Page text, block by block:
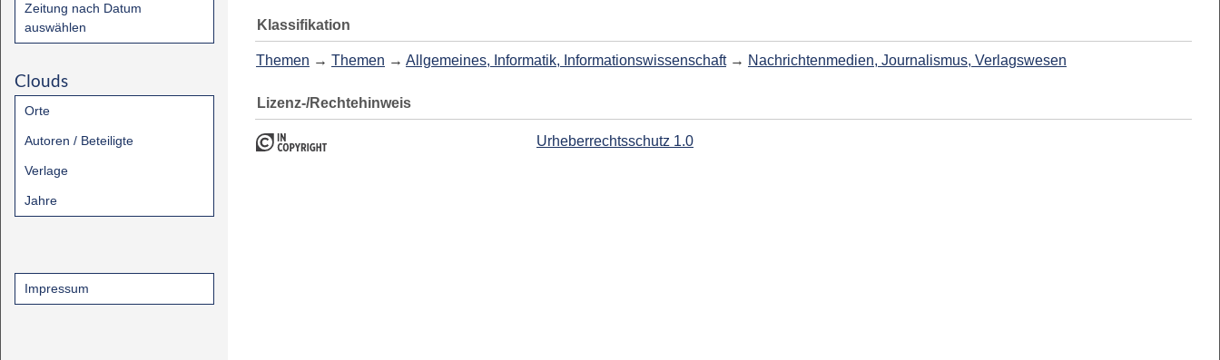
Zeitung nach Datum
auswählen
Clouds
Orte
Autoren / Beteiligte
Verlage
Jahre
Impressum
Klassifikation
Themen → Themen → Allgemeines, Informatik, Informationswissenschaft → Nachrichtenmedien, Journalismus, Verlagswesen
Lizenz-/Rechtehinweis
Urheberrechtsschutz 1.0